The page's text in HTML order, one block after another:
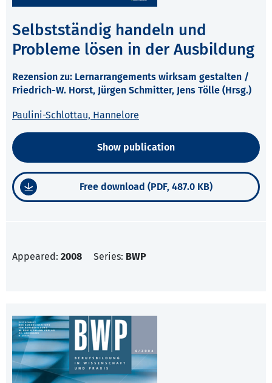
Selbstständig handeln und
Probleme lösen in der Ausbildung
Rezension zu: Lernarrangements wirksam gestalten /
Friedrich-W. Horst, Jürgen Schmitter, Jens Tölle (Hrsg.)
Paulini-Schlottau, Hannelore
Show publication
Free download (PDF, 487.0 KB)
Appeared: 2008 Series: BWP